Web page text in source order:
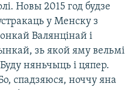
Новы 2015 год будзе
у Менску з
Валянцінай і
зь якой яму вельмі
няньчыць і цяпер.
спадзяюся, ноччу яна